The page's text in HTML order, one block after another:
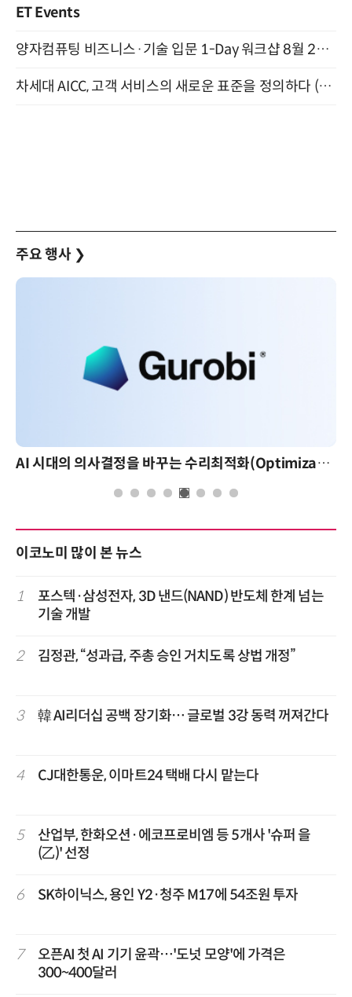
ET Events
양자컴퓨팅 비즈니스·기술 입문 1-Day 워크샵 8월 28일 개최
차세대 AICC, 고객 서비스의 새로운 표준을 정의하다 (9/9)
주요 행사 ❯
AI 시대의 의사결정을 바꾸는 수리최적화(Optimization): 실제 산업 적용 사례와 활용 전략
이코노미 많이 본 뉴스
1
포스텍·삼성전자, 3D 낸드(NAND) 반도체 한계 넘는
기술 개발
2 김정관, “성과급, 주총 승인 거치도록 상법 개정”
3 韓 AI리더십 공백 장기화… 글로벌 3강 동력 꺼져간다
4 CJ대한통운, 이마트24 택배 다시 맡는다
5
산업부, 한화오션·에코프로비엠 등 5개사 '슈퍼 을
(乙)' 선정
6 SK하이닉스, 용인 Y2·청주 M17에 54조원 투자
7
오픈AI 첫 AI 기기 윤곽…'도넛 모양'에 가격은
300~400달러